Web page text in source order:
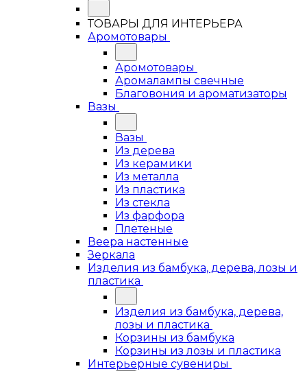
ТОВАРЫ ДЛЯ ИНТЕРЬЕРА
Аромотовары
Аромотовары
Аромалампы свечные
Благовония и ароматизаторы
Вазы
Вазы
Из дерева
Из керамики
Из металла
Из пластика
Из стекла
Из фарфора
Плетеные
Веера настенные
Зеркала
Изделия из бамбука, дерева, лозы и
пластика
Изделия из бамбука, дерева,
лозы и пластика
Корзины из бамбука
Корзины из лозы и пластика
Интерьерные сувениры